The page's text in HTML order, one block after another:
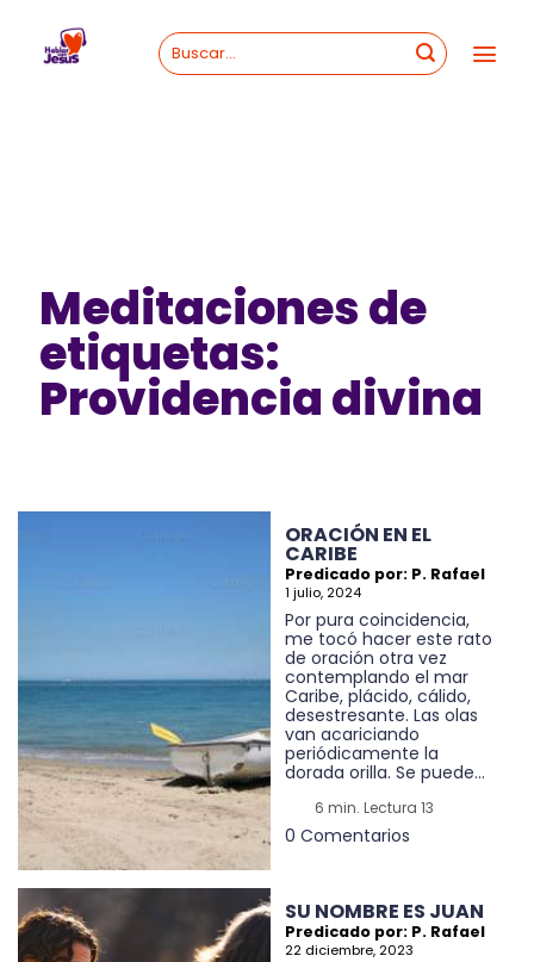
content
Meditaciones de
etiquetas:
Providencia divina
ORACIÓN EN EL
CARIBE
Predicado por: P. Rafael
1 julio, 2024
Por pura coincidencia,
me tocó hacer este rato
de oración otra vez
contemplando el mar
Caribe, plácido, cálido,
desestresante. Las olas
van acariciando
periódicamente la
dorada orilla. Se puede...
6 min. Lectura 13
0 Comentarios
SU NOMBRE ES JUAN
Predicado por: P. Rafael
22 diciembre, 2023